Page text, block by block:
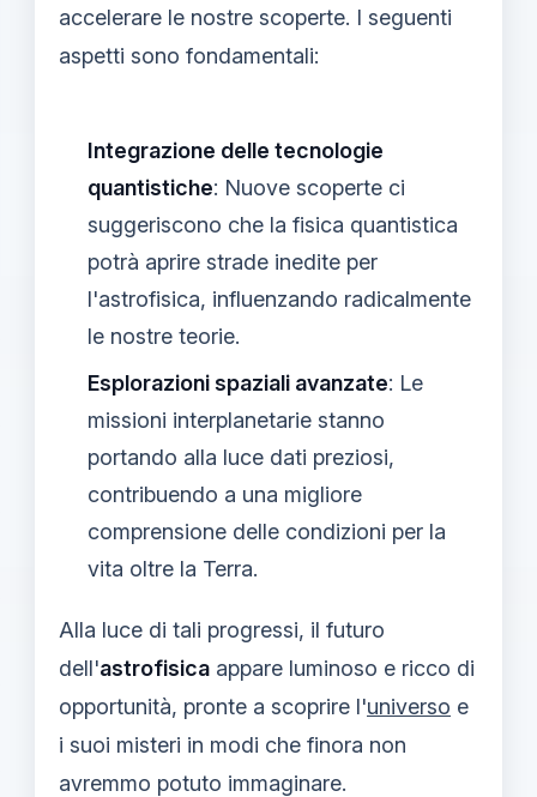
accelerare le nostre scoperte. I seguenti
aspetti sono fondamentali:
Integrazione delle tecnologie
quantistiche: Nuove scoperte ci
suggeriscono che la fisica quantistica
potrà aprire strade inedite per
l'astrofisica, influenzando radicalmente
le nostre teorie.
Esplorazioni spaziali avanzate: Le
missioni interplanetarie stanno
portando alla luce dati preziosi,
contribuendo a una migliore
comprensione delle condizioni per la
vita oltre la Terra.
Alla luce di tali progressi, il futuro
dell'astrofisica appare luminoso e ricco di
opportunità, pronte a scoprire l'universo e
i suoi misteri in modi che finora non
avremmo potuto immaginare.